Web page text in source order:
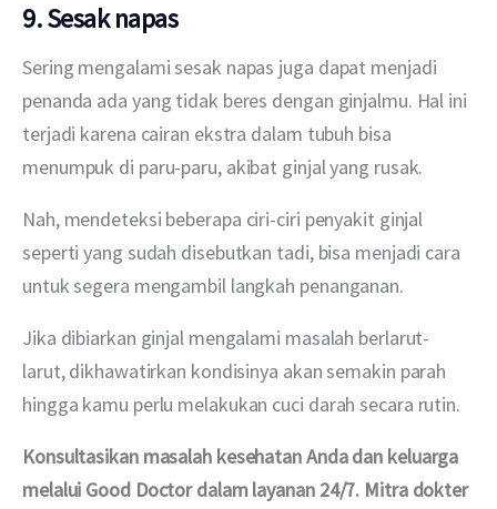
9. Sesak napas
Sering mengalami sesak napas juga dapat menjadi
penanda ada yang tidak beres dengan ginjalmu. Hal ini
terjadi karena cairan ekstra dalam tubuh bisa
menumpuk di paru-paru, akibat ginjal yang rusak.
Nah, mendeteksi beberapa ciri-ciri penyakit ginjal
seperti yang sudah disebutkan tadi, bisa menjadi cara
untuk segera mengambil langkah penanganan.
Jika dibiarkan ginjal mengalami masalah berlarut-
larut, dikhawatirkan kondisinya akan semakin parah
hingga kamu perlu melakukan cuci darah secara rutin.
Konsultasikan masalah kesehatan Anda dan keluarga
melalui Good Doctor dalam layanan 24/7. Mitra dokter